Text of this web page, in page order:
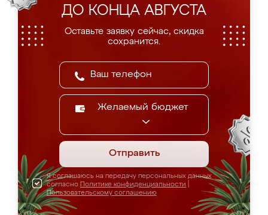
ДО КОНЦА АВГУСТА
Оставьте заявку сейчас, скидка
сохранится.
Желаемый бюджет
Отправить
Я соглашаюсь на передачу персональных данных
согласно Политике конфиденциальности
Пользовательскому соглашению